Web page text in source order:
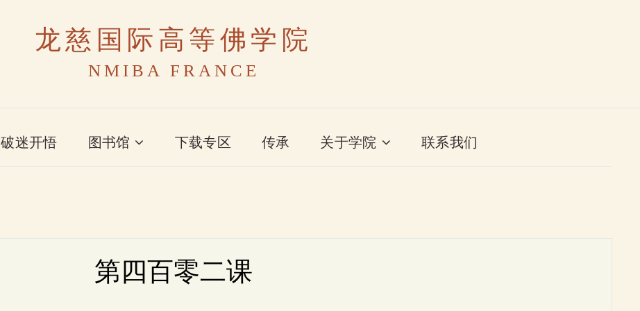
龙慈国际高等佛学院
NMIBA FRANCE
破迷开悟 图书馆 下载专区 传承 关于学院 联系我们
第四百零二课